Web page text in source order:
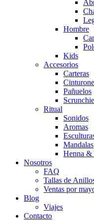
Hombre
Kids
Accesorios
Carteras
Pañuelos
Ritual
Sonidos
Aromas
Mandalas
Henna &
Nosotros
FAQ
Tallas de
Ventas por
Blog
Viajes
Contacto